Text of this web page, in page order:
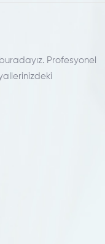
Profesyonel